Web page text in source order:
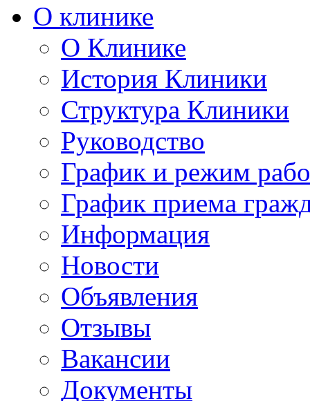
О клинике
О Клинике
История Клиники
Структура Клиники
Руководство
График и режим
График приема
Информация
Новости
Объявления
Отзывы
Вакансии
Документы